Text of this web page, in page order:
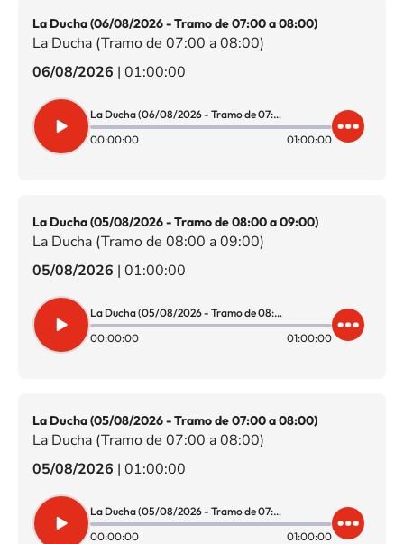
La Ducha (06/08/2026 - Tramo de 07:00 a 08:00)
La Ducha (Tramo de 07:00 a 08:00)
06/08/2026 | 01:00:00
La Ducha (06/08/2026 - Tramo de 07:00 a 08:00)
00:00:00
01:00:00
La Ducha (05/08/2026 - Tramo de 08:00 a 09:00)
La Ducha (Tramo de 08:00 a 09:00)
05/08/2026 | 01:00:00
La Ducha (05/08/2026 - Tramo de 08:00 a 09:00)
00:00:00
01:00:00
La Ducha (05/08/2026 - Tramo de 07:00 a 08:00)
La Ducha (Tramo de 07:00 a 08:00)
05/08/2026 | 01:00:00
La Ducha (05/08/2026 - Tramo de 07:00 a 08:00)
00:00:00
01:00:00